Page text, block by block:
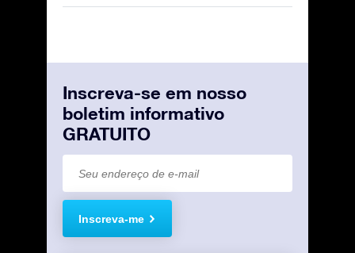
Inscreva-se em nosso
boletim informativo
GRATUITO
Inscreva-me